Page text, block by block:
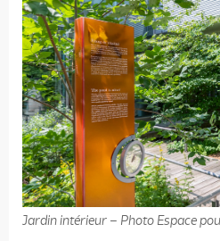
Jardin intérieur – Photo Espace